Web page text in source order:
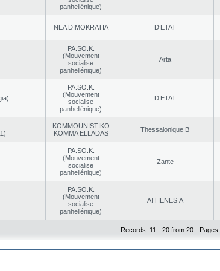
panhellénique)
NEA DΙMOKRATIA D’ETAT
PA.SO.K.
(Mouvement
socialise
panhellénique)
Arta
PA.SO.K.
(Mouvement
socialise
panhellénique)
D’ETAT
KOMMOUNISTIKO
KOMMA ELLADAS
Thessalonique B
PA.SO.K.
(Mouvement
socialise
panhellénique)
Zante
PA.SO.K.
(Mouvement
socialise
panhellénique)
ATHENES Α
Records: 11 - 20 from 20 - Pages: